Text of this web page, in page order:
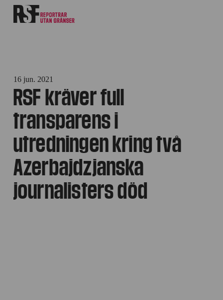
16 jun. 2021
RSF kräver full
transparens i
utredningen kring två
Azerbajdzjanska
journalisters död